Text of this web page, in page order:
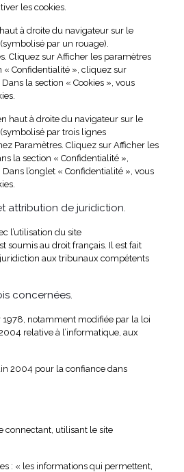
les cookies.
à droite du navigateur sur le
par un rouage).
Cliquez sur Afficher les paramètres
« Confidentialité », cliquez sur
la section « Cookies », vous
haut à droite du navigateur sur le
par trois lignes
Paramètres. Cliquez sur Afficher les
la section « Confidentialité »,
l’onglet « Confidentialité », vous
attribution de juridiction.
l’utilisation du site
soumis au droit français. Il est fait
aux tribunaux compétents
concernées.
1978, notamment modifiée par la loi
relative à l’informatique, aux
2004 pour la confiance dans
connectant, utilisant le site
: « les informations qui permettent,